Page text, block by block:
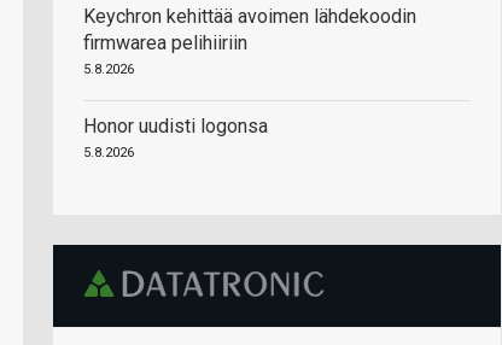
Keychron kehittää avoimen lähdekoodin
firmwarea pelihiiriin
5.8.2026
Honor uudisti logonsa
5.8.2026